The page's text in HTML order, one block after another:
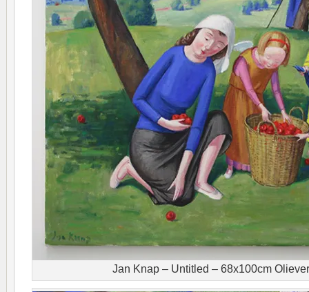
Jan Knap – Untitled – 68x100cm